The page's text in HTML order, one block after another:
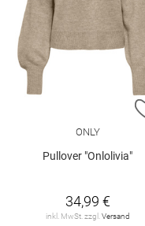
ONLY
Pullover "Onlolivia"
34,99 €
inkl. MwSt. zzgl. Versand